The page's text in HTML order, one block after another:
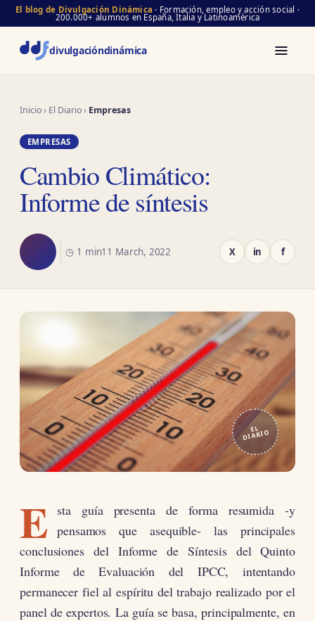
El blog de Divulgación Dinámica · Formación, empleo y acción social ·
200.000+ alumnos en España, Italia y Latinoamérica
divulgacióndinámica
Inicio› El Diario› Empresas
EMPRESAS
Cambio Climático:
Informe de síntesis
◷ 1 min11 March, 2022 X in f
EL
DIARIO
E
sta guía presenta de forma resumida -y
pensamos que asequible- las principales
conclusiones del Informe de Síntesis del Quinto
Informe de Evaluación del IPCC, intentando
permanecer fiel al espíritu del trabajo realizado por el
panel de expertos. La guía se basa, principalmente, en